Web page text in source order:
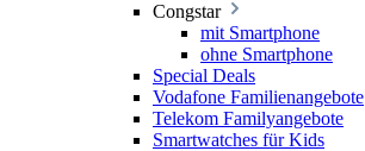
Congstar
mit Smartphone
ohne Smartphone
Special Deals
Vodafone Familienangebote
Telekom Familyangebote
Smartwatches für Kids